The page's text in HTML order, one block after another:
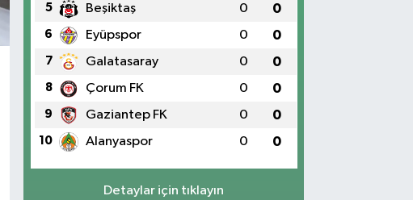
5 Beşiktaş 0 0
6 Eyüpspor 0 0
7 Galatasaray 0 0
8 Çorum FK 0 0
9 Gaziantep FK 0 0
10 Alanyaspor 0 0
Detaylar için tıklayın